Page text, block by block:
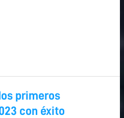
primeros
con éxito